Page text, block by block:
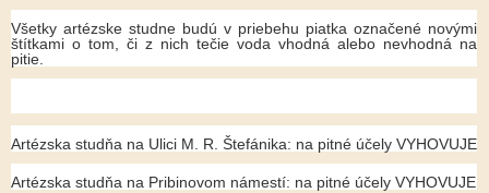
Všetky artézske studne budú v priebehu piatka označené novými
štítkami o tom, či z nich tečie voda vhodná alebo nevhodná na
pitie.
Artézska studňa na Ulici M. R. Štefánika: na pitné účely VYHOVUJE
Artézska studňa na Pribinovom námestí: na pitné účely VYHOVUJE